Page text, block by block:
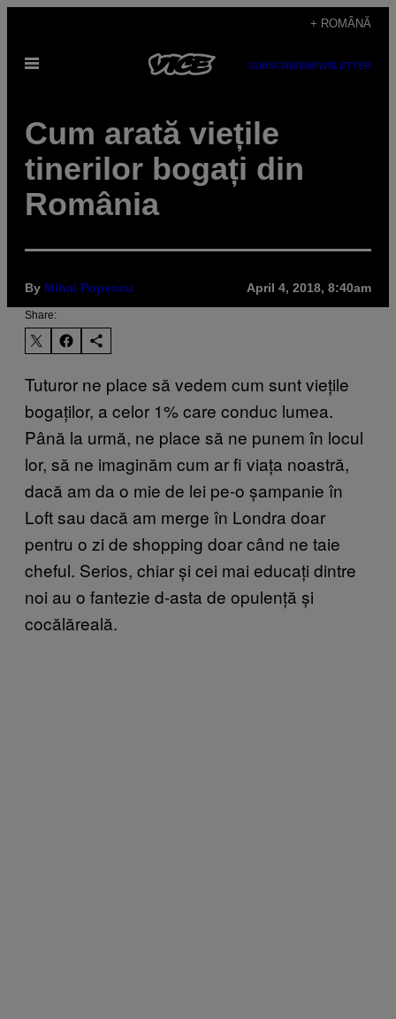
content
+ ROMÂNĂ
Open
SUBSCRIBENEWSLETTER
Cum arată viețile
tinerilor bogați din
România
By Mihai Popescu April 4, 2018, 8:40am
Share:
Tuturor ne place să vedem cum sunt viețile
bogaților, a celor 1% care conduc lumea.
Până la urmă, ne place să ne punem în locul
lor, să ne imaginăm cum ar fi viața noastră,
dacă am da o mie de lei pe-o șampanie în
Loft sau dacă am merge în Londra doar
pentru o zi de shopping doar când ne taie
cheful. Serios, chiar și cei mai educați dintre
noi au o fantezie d-asta de opulență și
cocălăreală.